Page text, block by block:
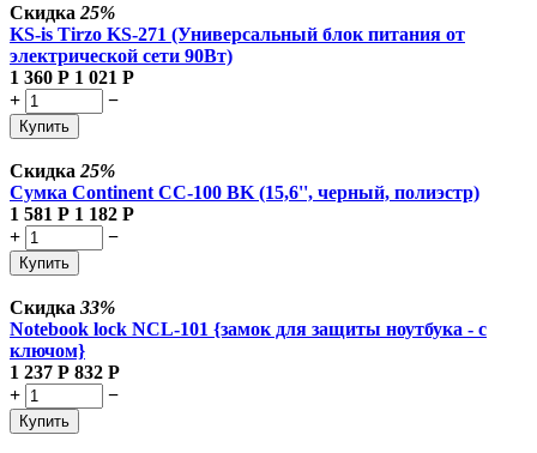
Скидка 25%
KS-is Tirzo KS-271 (Универсальный блок питания от
электрической сети 90Вт)
1 360 Р 1 021 Р
+
−
Купить
Скидка 25%
Сумка Continent CC-100 BK (15,6'', черный, полиэстр)
1 581 Р 1 182 Р
+
−
Купить
Скидка 33%
Notebook lock NCL-101 {замок для защиты ноутбука - с
ключом}
1 237 Р 832 Р
+
−
Купить